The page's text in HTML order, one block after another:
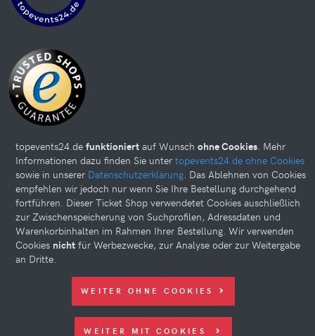
Diese Website kann Cookies verwenden. Bitte nehmen Sie weiter
unten Ihre Einstellungen vor.
© 2026 topevents24.de. All rights reserved.
topevents24.de funktioniert auf Wunsch ohne Cookies. Mehr
Informationen dazu finden Sie unter topevents24.de ohne Cookies
sowie in unserer Datenschutzerklärung. Das Ablehnen von Cookies
empfehlen wir jedoch nur wenn Sie Ihre Bestellung durchgehend
fortführen. Dieser Ticket Shop verwendetet Cookies auschließlich
zur Zwischenspeicherung von Suchprofilen, Adressdaten und
Warenkorbinhalten im Rahmen Ihrer Bestellung. Wir verwenden
Cookies nicht für Werbezwecke, zur Analyse oder zur Weitergabe
an Dritte.
WEITER OHNE COOKIES
WEITER MIT COOKIES